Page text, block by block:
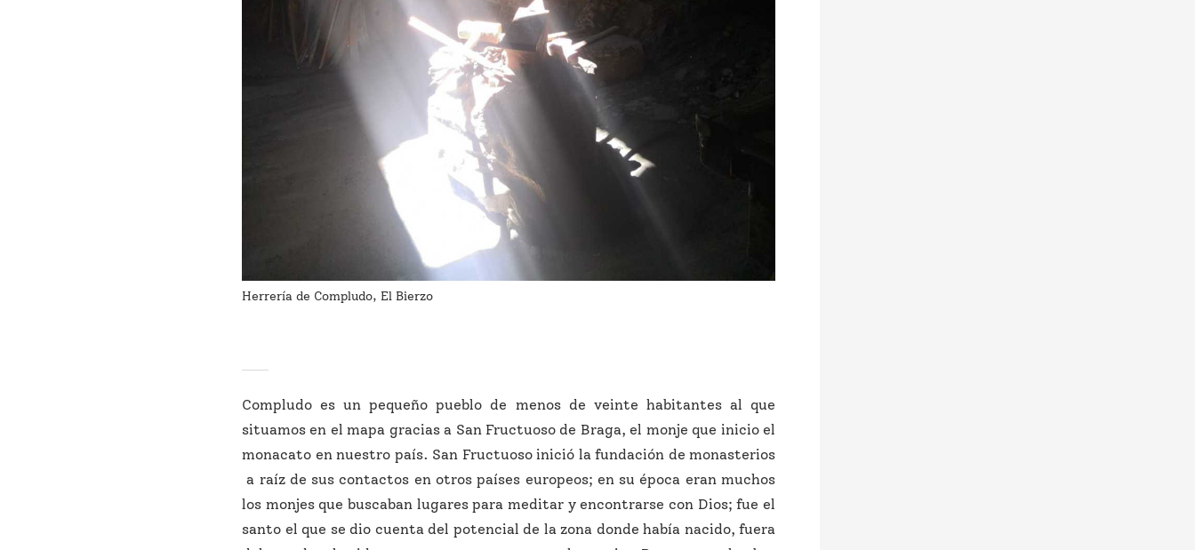
Herrería de Compludo, El Bierzo
Compludo es un pequeño pueblo de menos de veinte habitantes al que
situamos en el mapa gracias a San Fructuoso de Braga, el monje que inicio el
monacato en nuestro país. San Fructuoso inició la fundación de monasterios
a raíz de sus contactos en otros países europeos; en su época eran muchos
los monjes que buscaban lugares para meditar y encontrarse con Dios; fue el
santo el que se dio cuenta del potencial de la zona donde había nacido, fuera